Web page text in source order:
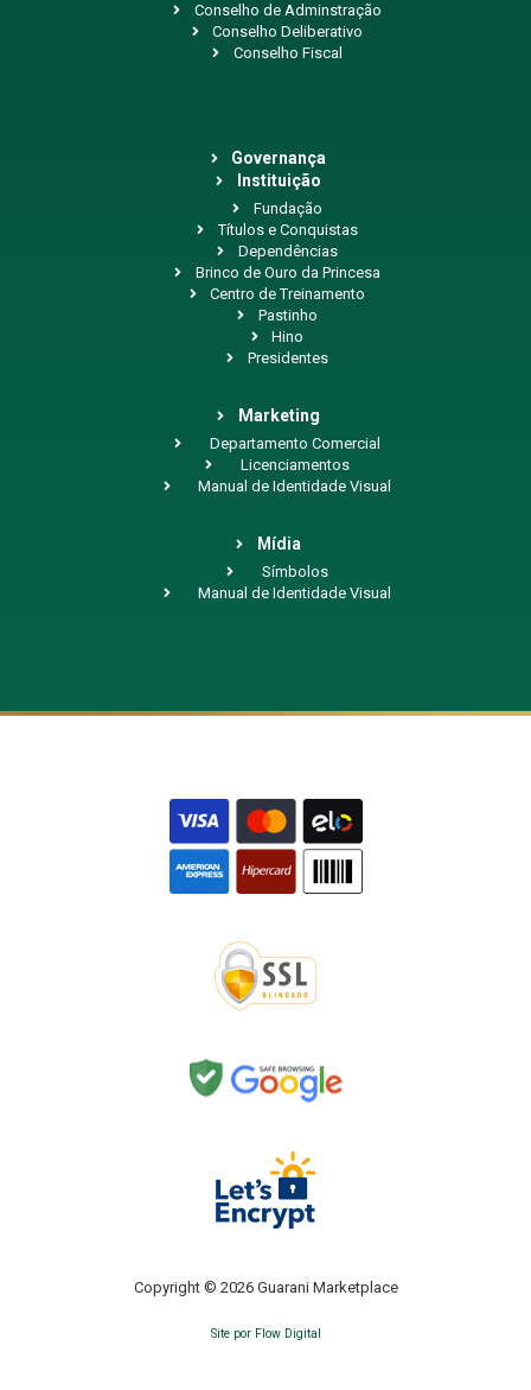
Conselho de Adminstração
Conselho Deliberativo
Conselho Fiscal
Governança
Instituição
Fundação
Títulos e Conquistas
Dependências
Brinco de Ouro da Princesa
Centro de Treinamento
Pastinho
Hino
Presidentes
Marketing
Departamento Comercial
Licenciamentos
Manual de Identidade Visual
Mídia
Símbolos
Manual de Identidade Visual
Copyright © 2026 Guarani Marketplace
Site por Flow Digital